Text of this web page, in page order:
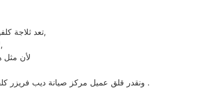
تعد ثلاجة كلفينيتور هي أهم الأجهزة الكهربائية التي توفرها الشركة و أكثرها مبيعاً بين بقية المنتجات الأخرى,
لأنها قوية جداً في عمليات التبريد و تتضمن بعض التقنيات المتميزة كتقنية الانفلتر,
لأن مثل
ونقدر قلق عميل مركز صيانة ديب فريزر لايوجد بها فروع لنا اوالفرع تحت الانشاء .